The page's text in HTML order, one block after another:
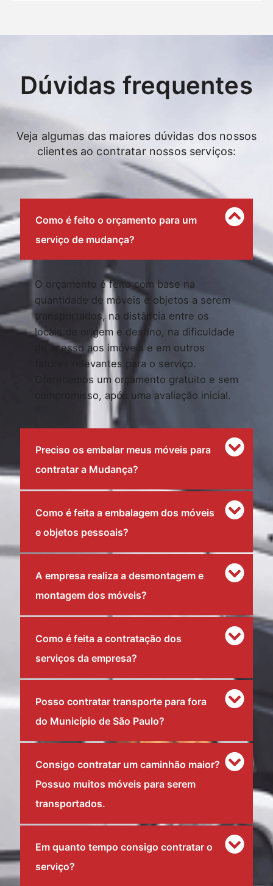
Dúvidas frequentes
Veja algumas das maiores dúvidas dos nossos
clientes ao contratar nossos serviços:
Como é feito o orçamento para um
serviço de mudança?
O orçamento é feito com base na
quantidade de móveis e objetos a serem
transportados, na distância entre os
locais de origem e destino, na dificuldade
de acesso aos imóveis e em outros
fatores relevantes para o serviço.
Oferecemos um orçamento gratuito e sem
compromisso, após uma avaliação inicial.
Preciso os embalar meus móveis para
contratar a Mudança?
Como é feita a embalagem dos móveis
e objetos pessoais?
A empresa realiza a desmontagem e
montagem dos móveis?
Como é feita a contratação dos
serviços da empresa?
Posso contratar transporte para fora
do Município de São Paulo?
Consigo contratar um caminhão maior?
Possuo muitos móveis para serem
transportados.
Em quanto tempo consigo contratar o
serviço?